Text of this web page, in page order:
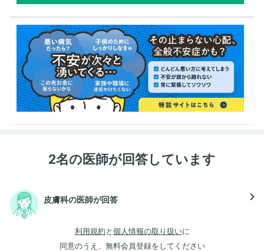
2名の医師が回答しています
皮膚科の医師が回答 navigate_next
利用規約 と 個人情報の取り扱いに
同意のうえ、無料会員登録をしてください